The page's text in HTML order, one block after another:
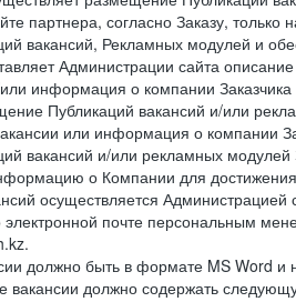
партнера, согласно Заказу, только
вакансий, Рекламных модулей и
Администрации сайта
информация о компании Заказчика
Публикаций вакансий и/или
или информация о компании
вакансий и/или рекламных модулей
о Компании для достижения
осуществляется
почте персональным
должно быть в формате MS Word и
вакансии должно содержать